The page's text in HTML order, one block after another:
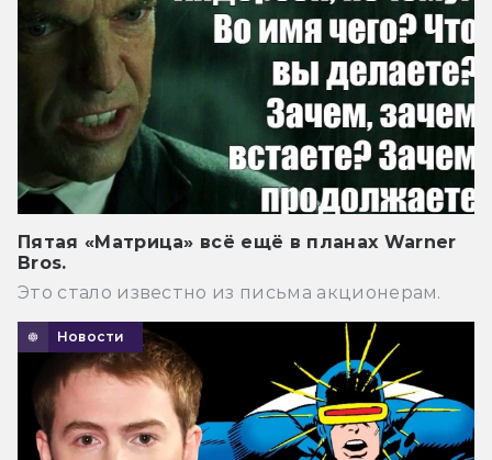
Пятая «Матрица» всё ещё в планах Warner
Bros.
Это стало известно из письма акционерам.
Новости